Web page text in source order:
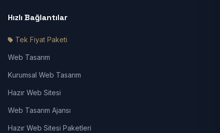
Hızlı Bağlantılar
Tek Fiyat Paketi
Web Tasarım
Kurumsal Web Tasarım
Hazır Web Sitesi
Web Tasarım Ajansı
Hazır Web Sitesi Paketleri